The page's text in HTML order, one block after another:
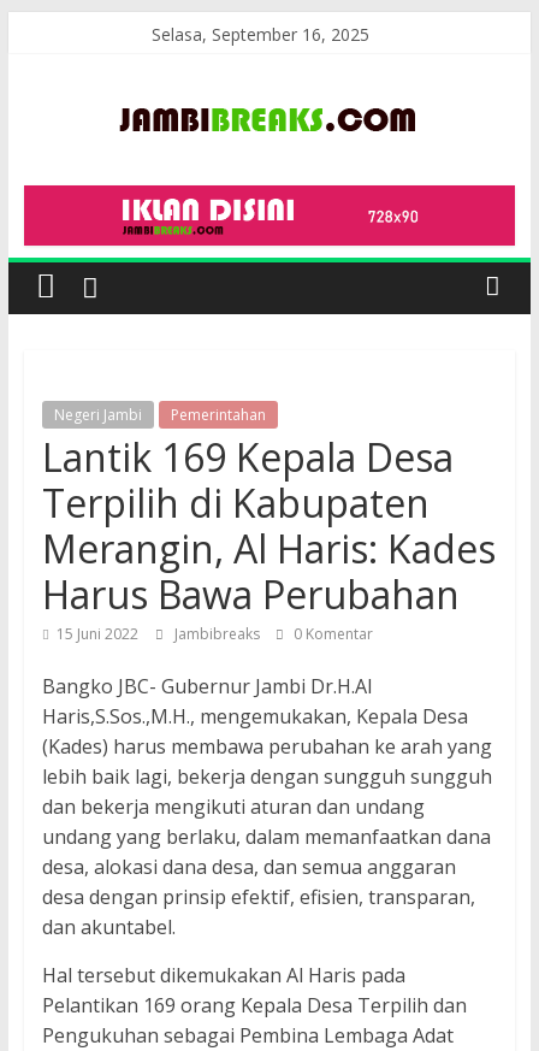
Selasa, September 16, 2025
JambiBreaks
Negeri Jambi Pemerintahan
Lantik 169 Kepala Desa
Terpilih di Kabupaten
Merangin, Al Haris: Kades
Harus Bawa Perubahan
15 Juni 2022 Jambibreaks 0 Komentar
Bangko JBC- Gubernur Jambi Dr.H.Al
Haris,S.Sos.,M.H., mengemukakan, Kepala Desa
(Kades) harus membawa perubahan ke arah yang
lebih baik lagi, bekerja dengan sungguh sungguh
dan bekerja mengikuti aturan dan undang
undang yang berlaku, dalam memanfaatkan dana
desa, alokasi dana desa, dan semua anggaran
desa dengan prinsip efektif, efisien, transparan,
dan akuntabel.
Hal tersebut dikemukakan Al Haris pada
Pelantikan 169 orang Kepala Desa Terpilih dan
Pengukuhan sebagai Pembina Lembaga Adat